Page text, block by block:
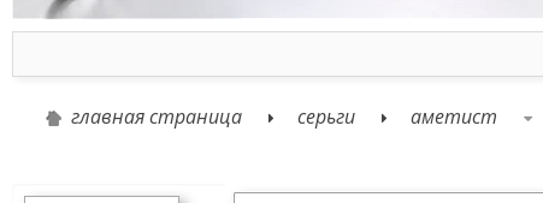
главная страница серьги аметист